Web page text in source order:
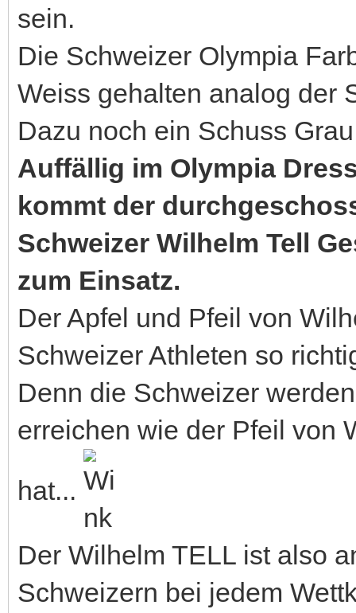
sein.
Die Schweizer Olympia
Weiss gehalten analog der
Dazu noch ein Schuss
Auffällig im Olympia
kommt der
Schweizer Wilhelm Tell
zum Einsatz.
Der Apfel und Pfeil von
Schweizer Athleten so
Denn die Schweizer
erreichen wie der Pfeil von
hat...
Der Wilhelm TELL ist also
Schweizern bei jedem